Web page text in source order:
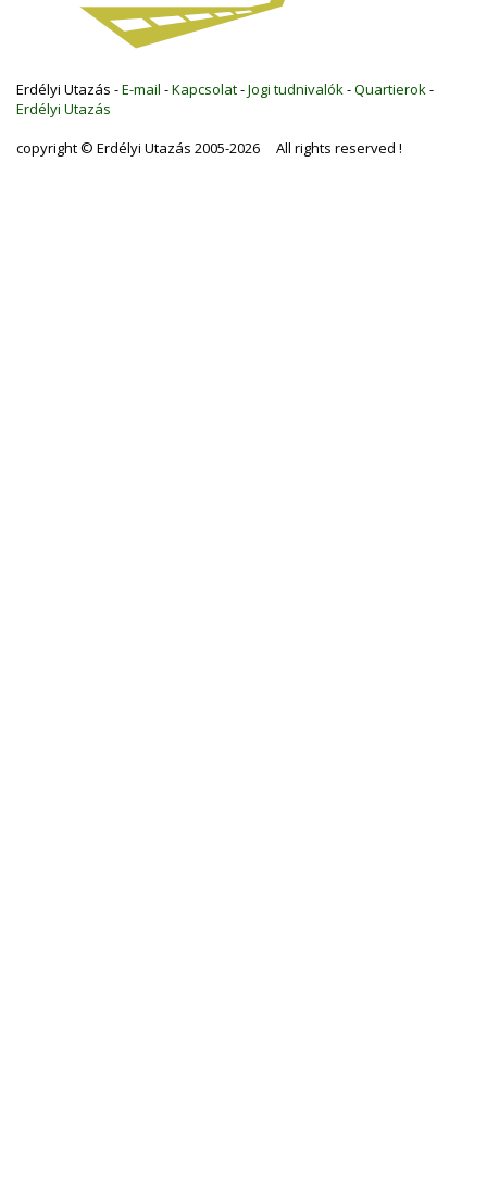
Erdélyi Utazás -E-mail -Kapcsolat-Jogi tudnivalók -Quartierok -
Erdélyi Utazás
copyright © Erdélyi Utazás 2005-2026 All rights reserved !